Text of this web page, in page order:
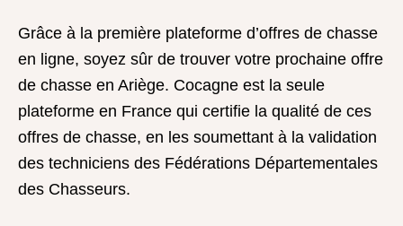
Grâce à la première plateforme d’offres de chasse
en ligne, soyez sûr de trouver votre prochaine offre
de chasse en Ariège. Cocagne est la seule
plateforme en France qui certifie la qualité de ces
offres de chasse, en les soumettant à la validation
des techniciens des Fédérations Départementales
des Chasseurs.